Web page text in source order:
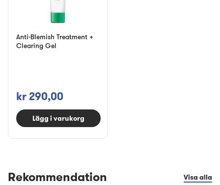
Anti-Blemish Treatment +
Clearing Gel
kr 290,00
Lägg i varukorg
Rekommendation Visa alla